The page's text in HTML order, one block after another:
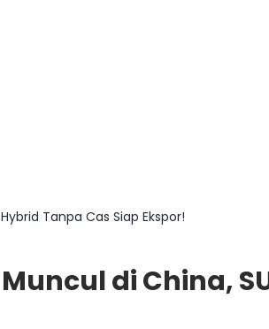
Tanpa Cas Siap Ekspor!
Muncul di China,